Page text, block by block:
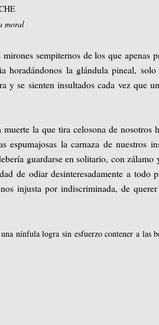
moral
mirones sempiternos de los que apenas
horadándonos la glándula pineal,
y se sienten insultados cada vez que
la que tira celosona de nosotros
espumajosas la carnaza de nuestros
guardarse en solitario, con zálamo
de odiar desinteresadamente a todo
injusta por indiscriminada, de
nínfula logra sin esfuerzo contener a las